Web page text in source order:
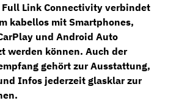
Link Connectivity verbindet
kabellos mit Smartphones,
und Android Auto
werden können. Auch der
gehört zur Ausstattung,
Infos jederzeit glasklar zur